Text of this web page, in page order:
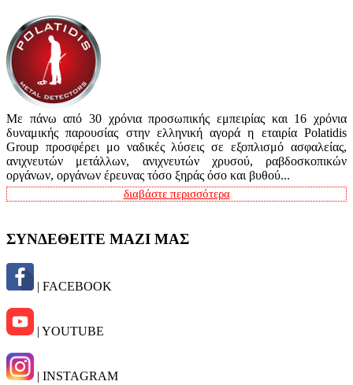
Με πάνω από 30 χρόνια προσωπικής εμπειρίας και 16 χρόνια
δυναμικής παρουσίας στην ελληνική αγορά η εταιρία Polatidis
Group προσφέρει μο ναδικές λύσεις σε εξοπλισμό ασφαλείας,
ανιχνευτών μετάλλων, ανιχνευτών χρυσού, ραβδοσκοπικών
οργάνων, οργάνων έρευνας τόσο ξηράς όσο και βυθού...
διαβάστε περισσότερα
ΣΥΝΔΕΘΕΙΤΕ ΜΑΖΙ ΜΑΣ
| FACEBOOK
| YOUTUBE
| INSTAGRAM